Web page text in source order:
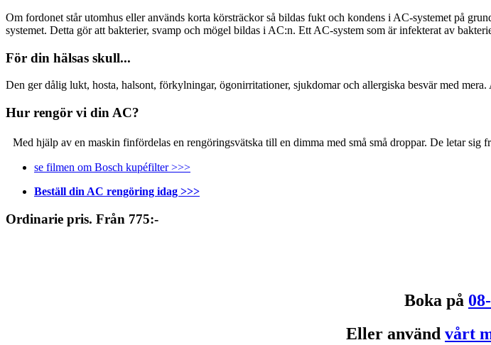
Om fordonet står utomhus eller används korta körsträckor så bildas fukt och kondens i AC-systemet på
systemet. Detta gör att bakterier, svamp och mögel bildas i AC:n. Ett AC-system som är infekterat av
För din hälsas skull...
Den ger dålig lukt, hosta, halsont, förkylningar, ögonirritationer, sjukdomar och allergiska besvär med
Hur rengör vi din AC?
Med hjälp av en maskin finfördelas en rengöringsvätska till en dimma med små små droppar. De letar
se filmen om Bosch kupéfilter >>>
Beställ din AC rengöring idag >>>
Ordinarie pris. Från 775:-
Boka på
Eller använd vårt